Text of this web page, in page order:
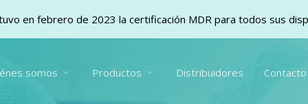
somos Productos Distribuidores Contacto
en febrero de 2023 la certificación MDR para todos sus